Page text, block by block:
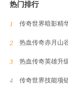
热门排行
传奇世界暗影精
热血传奇赤月山
热血传奇英雄升
传奇世界技能项